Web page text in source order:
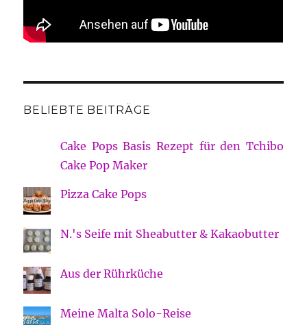
BELIEBTE BEITRÄGE
Cake Pops Basis Rezept für den Tchibo
Cake Pop Maker
Pizza Cake Pops
N.'s Seife mit Sheabutter & Kakaobutter
Aus der Rührküche
Meine Malta Solo-Reise